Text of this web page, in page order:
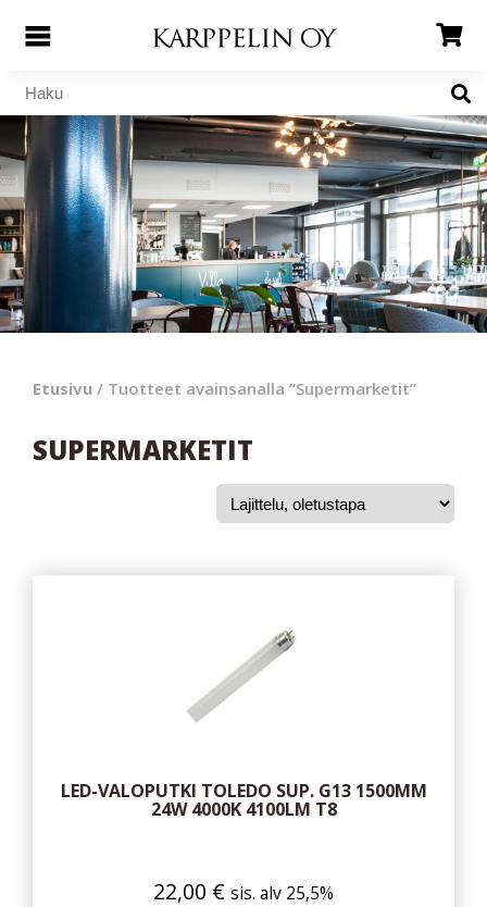
Etusivu / Tuotteet avainsanalla “Supermarketit”
SUPERMARKETIT
LED-VALOPUTKI TOLEDO SUP. G13 1500MM
24W 4000K 4100LM T8
22,00 € sis. alv 25,5%